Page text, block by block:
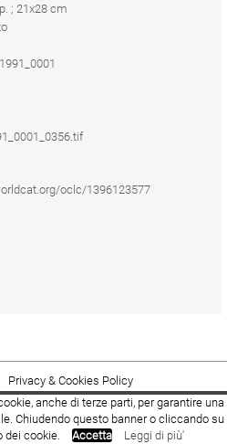
; 21x28 cm
oclc/1396123577
Privacy & Cookies Policy
anche di terze parti, per garantire una
Chiudendo questo banner o cliccando su
dei cookie.
Accetta Leggi di più'
Facebook
Youtube